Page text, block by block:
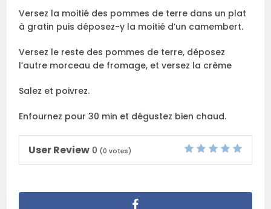
Versez la moitié des pommes de terre dans un plat
à gratin puis déposez-y la moitié d’un camembert.
Versez le reste des pommes de terre, déposez
l’autre morceau de fromage, et versez la crème
Salez et poivrez.
Enfournez pour 30 min et dégustez bien chaud.
User Review 0 (0 votes)